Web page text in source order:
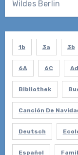
Wildes Berlin
1b 3a 3b
6A 6C
Bibliothek
Canción De
Deutsch
Español